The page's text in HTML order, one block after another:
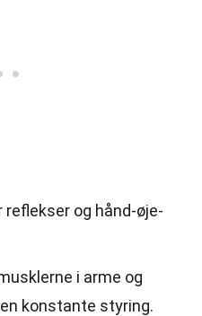
og hånd-øje-
i arme og
konstante styring.